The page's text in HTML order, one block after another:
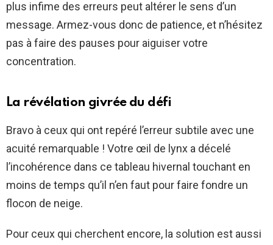
plus infime des erreurs peut altérer le sens d’un
message. Armez-vous donc de patience, et n’hésitez
pas à faire des pauses pour aiguiser votre
concentration.
La révélation givrée du défi
Bravo à ceux qui ont repéré l’erreur subtile avec une
acuité remarquable ! Votre œil de lynx a décelé
l’incohérence dans ce tableau hivernal touchant en
moins de temps qu’il n’en faut pour faire fondre un
flocon de neige.
Pour ceux qui cherchent encore, la solution est aussi